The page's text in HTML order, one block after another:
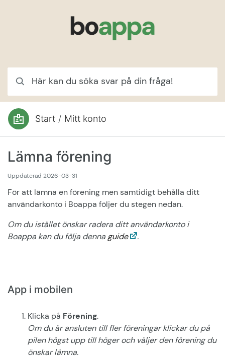
Du är här:Start / Mitt konto
Lämna förening
Uppdaterad 2026-03-31
För att lämna en förening men samtidigt behålla ditt
användarkonto i Boappa följer du stegen nedan.
Om du istället önskar radera ditt användarkonto i
Boappa kan du följa denna guide .
App i mobilen
Klicka på Förening.
Om du är ansluten till fler föreningar klickar du på
pilen högst upp till höger och väljer den förening du
önskar lämna.